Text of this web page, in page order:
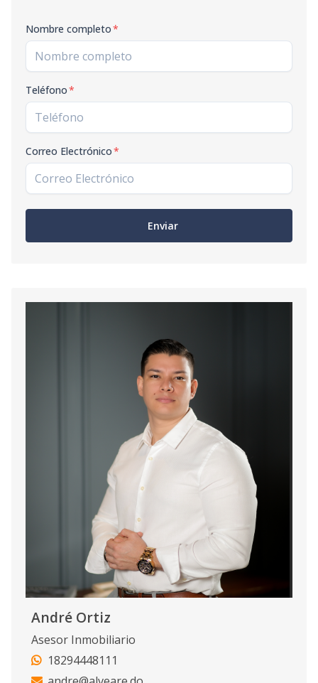
Nombre completo*
Teléfono*
Correo Electrónico*
Enviar
André Ortiz
Asesor Inmobiliario
18294448111